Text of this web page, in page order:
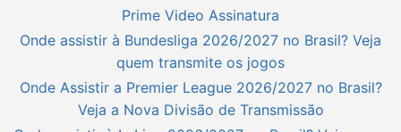
Prime Video Assinatura
Onde assistir à Bundesliga 2026/2027 no Brasil? Veja
quem transmite os jogos
Onde Assistir a Premier League 2026/2027 no Brasil?
Veja a Nova Divisão de Transmissão